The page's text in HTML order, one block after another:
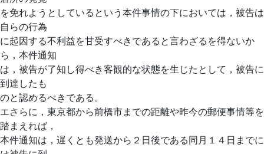
を免れようとしているという本件事情の下においては，被告は
自らの行為
に起因する不利益を甘受すべきであると言わざるを得ないか
ら，本件通知
は，被告が了知し得べき客観的な状態を生じたとして，被告に
到達したも
のと認めるべきである。
エさらに，東京都から前橋市までの距離や昨今の郵便事情等を
踏まえれば，
本件通知は，遅くとも発送から２日後である同月１４日までに